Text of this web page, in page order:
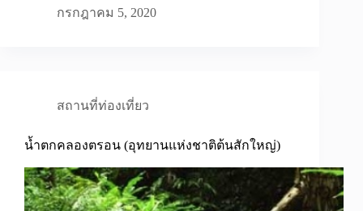
กรกฎาคม 5, 2020
สถานที่ท่องเที่ยว
น้ำตกคลองตรอน (อุทยานแห่งชาติต้นสักใหญ่)